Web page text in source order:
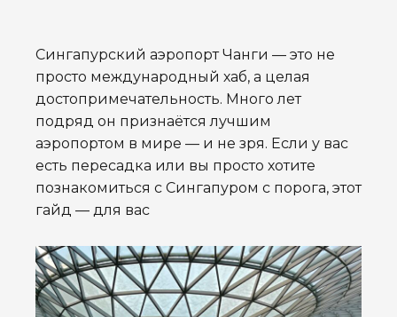
Сингапурский аэропорт Чанги — это не
просто международный хаб, а целая
достопримечательность. Много лет
подряд он признаётся лучшим
аэропортом в мире — и не зря. Если у вас
есть пересадка или вы просто хотите
познакомиться с Сингапуром с порога, этот
гайд — для вас